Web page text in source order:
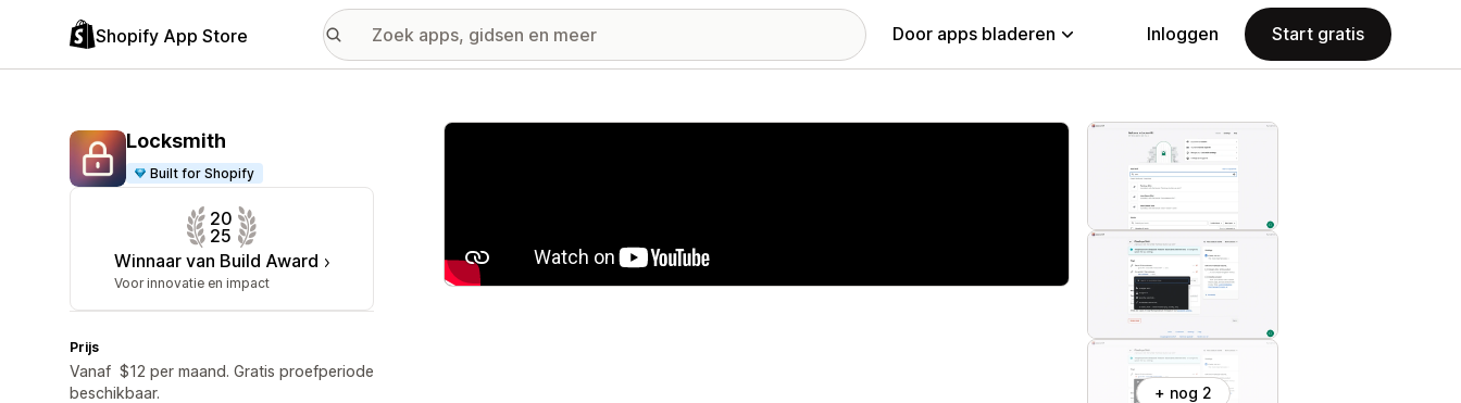
Shopify App Store Door apps bladeren Inloggen Start gratis
Locksmith
Built for Shopify
20
25
Winnaar van Build Award
Voor innovatie en impact
Prijs
Vanaf $12 per maand. Gratis proefperiode
beschikbaar.
Galerij met uitgelichte afbeeldingen
+ nog 2